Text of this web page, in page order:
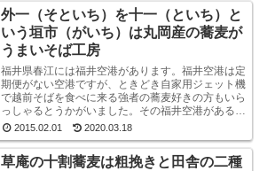
外一（そといち）を十一（といち）と
いう垣市（がいち）は丸岡産の蕎麦が
うまいそば工房
福井県春江には福井空港があります。福井空港は定
期便がない空港ですが、ときどき自家用ジェット機
で越前そばを食べに来る強者の蕎麦好きの方もいら
っしゃるとうかがいました。その福井空港がある春
江には、垣市（がいち）という小さなお蕎麦屋さん
があります...
2015.02.01 2020.03.18
草庵の十割蕎麦は粗挽きと田舎の二種